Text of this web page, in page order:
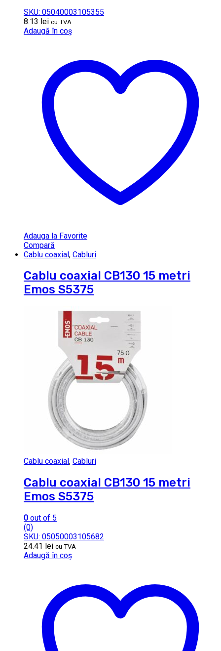
SKU: 05040003105355
8.13 lei cu TVA
Adaugă în coș
Adauga la Favorite
Compară
Cablu coaxial, Cabluri
Cablu coaxial CB130 15 metri
Emos S5375
Cablu coaxial , Cabluri
Cablu coaxial CB130 15 metri
Emos S5375
0 out of 5
(0)
SKU: 05050003105682
24.41 lei cu TVA
Adaugă în coș